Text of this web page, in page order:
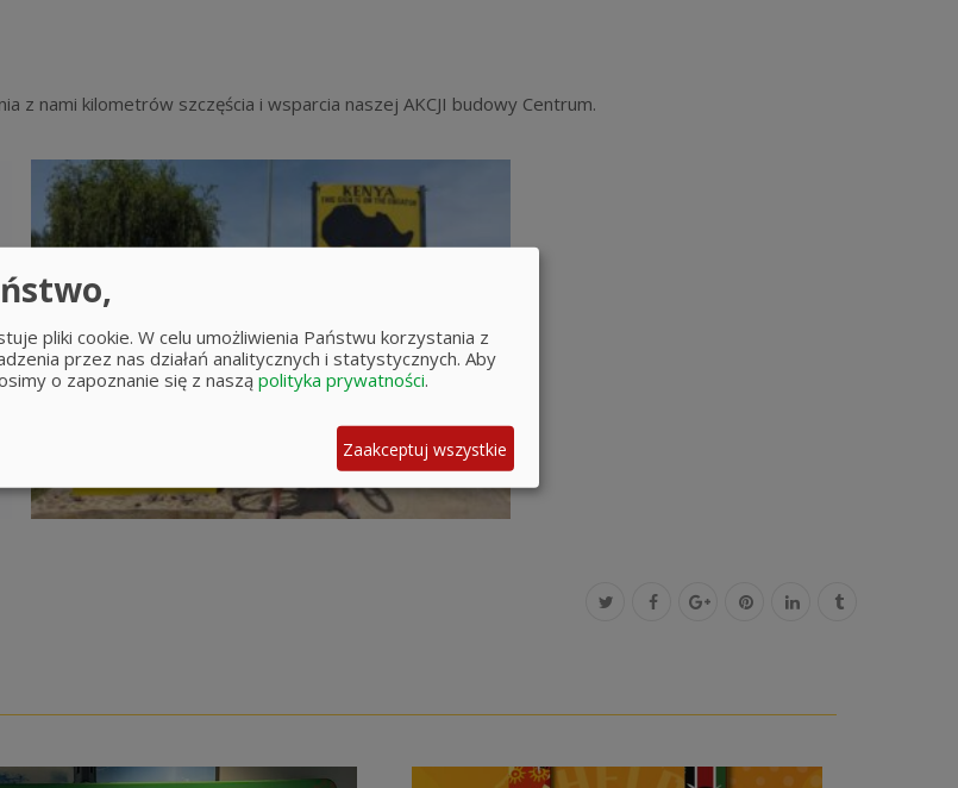
z nami kilometrów szczęścia i wsparcia naszej AKCJI budowy Centrum.
pliki cookie. W celu umożliwienia Państwu korzystania z
przez nas działań analitycznych i statystycznych. Aby
o zapoznanie się z naszą polityka prywatności.
Zaakceptuj wszystkie